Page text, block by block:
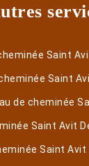
Saint
Saint
de cheminée
Saint Avit
Saint Avit